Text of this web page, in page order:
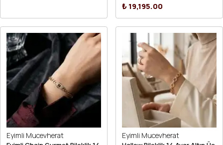
₺ 19,195.00
Eyimli Mucevherat Eyimli Mucevherat